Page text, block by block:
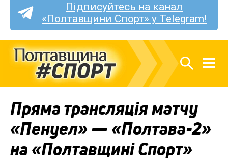
Підписуйтесь на канал
«Полтавщини Спорт» у Telegram!
Пряма трансляція матчу
«Пенуел» — «Полтава-2»
на «Полтавщині Спорт»